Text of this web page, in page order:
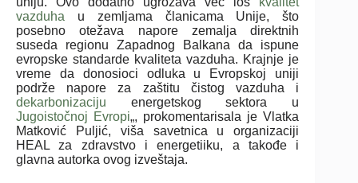
vazduha u zemljama članicama Unije, što
posebno otežava napore zemalja direktnih
suseda regionu Zapadnog Balkana da ispune
evropske standarde kvaliteta vazduha. Krajnje je
vreme da donosioci odluka u Evropskoj uniji
podrže napore za zaštitu čistog vazduha i
dekarbonizaciju energetskog sektora u
Jugoistočnoj Evropi„, prokomentarisala je Vlatka
Matković Puljić, viša savetnica u organizaciji
HEAL za zdravstvo i energetiiku, a takođe i
glavna autorka ovog izveštaja.